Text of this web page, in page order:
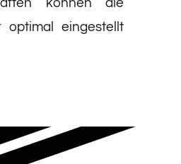
können die
optimal eingestellt